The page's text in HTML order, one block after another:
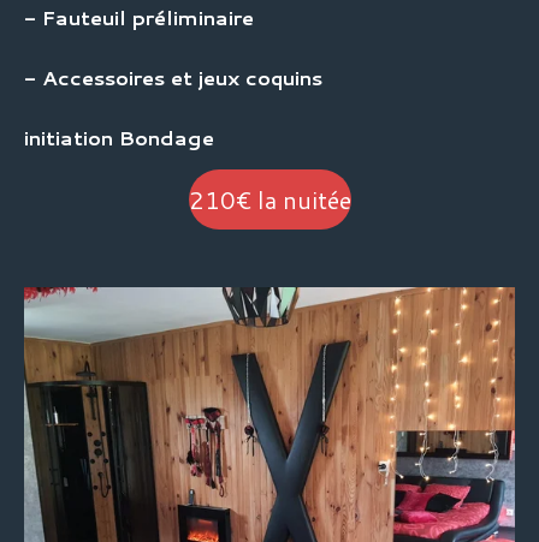
- Fauteuil préliminaire
- Accessoires et jeux coquins
initiation Bondage
210€ la nuitée